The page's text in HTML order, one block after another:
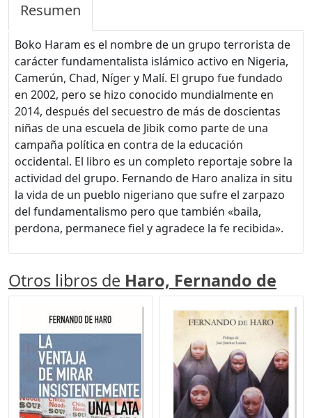
Resumen
Boko Haram es el nombre de un grupo terrorista de
carácter fundamentalista islámico activo en Nigeria,
Camerún, Chad, Níger y Malí. El grupo fue fundado
en 2002, pero se hizo conocido mundialmente en
2014, después del secuestro de más de doscientas
niñas de una escuela de Jibik como parte de una
campaña política en contra de la educación
occidental. El libro es un completo reportaje sobre la
actividad del grupo. Fernando de Haro analiza in situ
la vida de un pueblo nigeriano que sufre el zarpazo
del fundamentalismo pero que también «baila,
perdona, permanece fiel y agradece la fe recibida».
Otros libros de Haro, Fernando de